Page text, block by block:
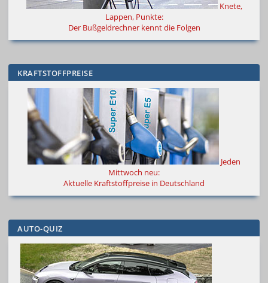
Knete,
Lappen, Punkte:
Der Bußgeldrechner kennt die Folgen
KRAFTSTOFFPREISE
Jeden
Mittwoch neu:
Aktuelle Kraftstoffpreise in Deutschland
AUTO-QUIZ